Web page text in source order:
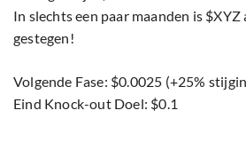
In slechts een paar maanden is $XYZ
gestegen!
Volgende Fase: $0.0025 (+25%
Eind Knock-out Doel: $0.1